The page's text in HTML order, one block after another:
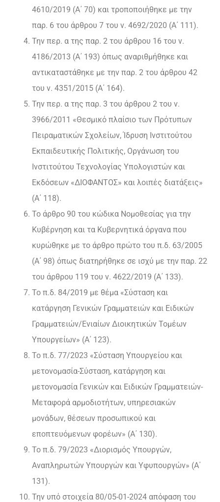
4610/2019 (Α΄ 70) και τροποποιήθηκε με την
παρ. 6 του άρθρου 7 του ν. 4692/2020 (Α΄ 111).
Την περ. α της παρ. 2 του άρθρου 16 του ν.
4186/2013 (Α΄ 193) όπως αναριθμήθηκε και
αντικαταστάθηκε με την παρ. 2 του άρθρου 42
του ν. 4351/2015 (Α΄ 164).
Την περ. α της παρ. 3 του άρθρου 2 του ν.
3966/2011 «Θεσμικό πλαίσιο των Πρότυπων
Πειραματικών Σχολείων, Ίδρυση Ινστιτούτου
Εκπαιδευτικής Πολιτικής, Οργάνωση του
Ινστιτούτου Τεχνολογίας Υπολογιστών και
Εκδόσεων «ΔΙΟΦΑΝΤΟΣ» και λοιπές διατάξεις»
(Α΄ 118).
Το άρθρο 90 του κώδικα Νομοθεσίας για την
Κυβέρνηση και τα Κυβερνητικά όργανα που
κυρώθηκε με το άρθρο πρώτο του π.δ. 63/2005
(Α΄ 98) όπως διατηρήθηκε σε ισχύ με την παρ. 22
του άρθρου 119 του ν. 4622/2019 (Α΄ 133).
Το π.δ. 84/2019 με θέμα «Σύσταση και
κατάργηση Γενικών Γραμματειών και Ειδικών
Γραμματειών/Ενιαίων Διοικητικών Τομέων
Υπουργείων» (Α΄ 123).
Το π.δ. 77/2023 «Σύσταση Υπουργείου και
μετονομασία-Σύσταση, κατάργηση και
μετονομασία Γενικών και Ειδικών Γραμματειών-
Μεταφορά αρμοδιοτήτων, υπηρεσιακών
μονάδων, θέσεων προσωπικού και
εποπτευόμενων φορέων» (Α΄ 130).
Το π.δ. 79/2023 «Διορισμός Υπουργών,
Αναπληρωτών Υπουργών και Υφυπουργών» (Α΄
131).
Την υπό στοιχεία 80/05-01-2024 απόφαση του